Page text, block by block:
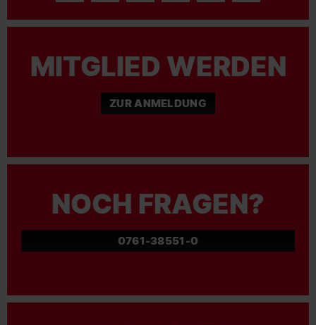
MITGLIED WERDEN
ZUR ANMELDUNG
NOCH FRAGEN?
0761-38551-0